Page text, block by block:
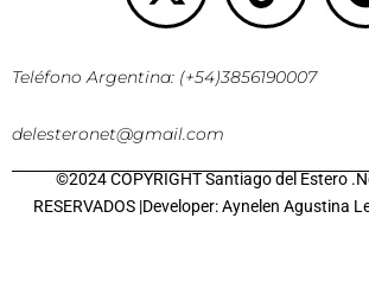
Teléfono Argentina: (+54)3856190007
delesteronet@gmail.com
©2024 COPYRIGHT Santiago del Estero
RESERVADOS |Developer: Aynelen Agustina